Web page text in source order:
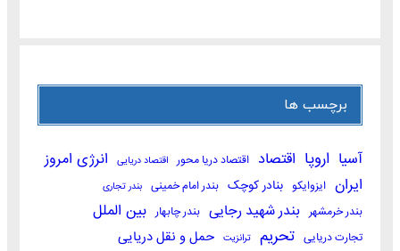
برچسب ها
آسیا اروپا اقتصاد اقتصاد دریا محور اقتصاد دریایی
انرژی امروز
ایران ایزوایکو بنادر کوچک بندر امام خمینی بندر تجاری
بندر خرمشهر بندر شهید رجایی بندر چابهار بین الملل
تجارت دریایی تحریم ترانزیت حمل و نقل دریایی